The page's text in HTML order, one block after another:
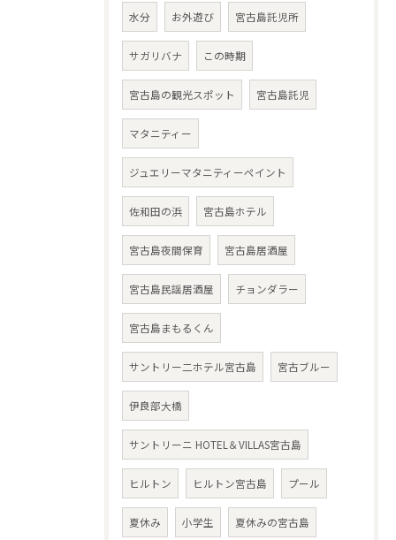
水分 お外遊び 宮古島託児所
サガリバナ この時期
宮古島の観光スポット 宮古島託児
マタニティー
ジュエリーマタニティーペイント
佐和田の浜 宮古島ホテル
宮古島夜間保育 宮古島居酒屋
宮古島民謡居酒屋 チョンダラー
宮古島まもるくん
サントリー二ホテル宮古島 宮古ブルー
伊良部大橋
サントリーニ HOTEL＆VILLAS宮古島
ヒルトン ヒルトン宮古島 プール
夏休み 小学生 夏休みの宮古島